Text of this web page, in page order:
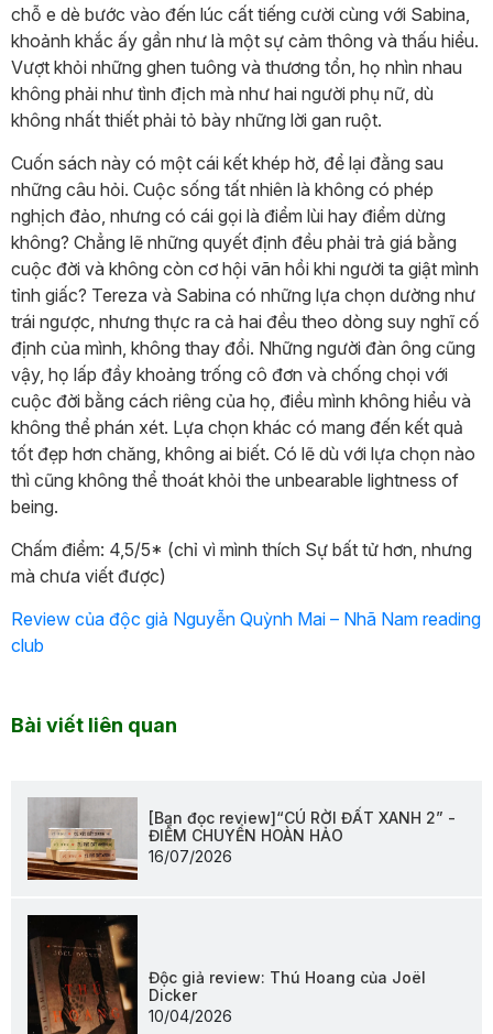
chỗ e dè bước vào đến lúc cất tiếng cười cùng với Sabina,
khoảnh khắc ấy gần như là một sự cảm thông và thấu hiểu.
Vượt khỏi những ghen tuông và thương tổn, họ nhìn nhau
không phải như tình địch mà như hai người phụ nữ, dù
không nhất thiết phải tỏ bày những lời gan ruột.
Cuốn sách này có một cái kết khép hờ, để lại đằng sau
những câu hỏi. Cuộc sống tất nhiên là không có phép
nghịch đảo, nhưng có cái gọi là điểm lùi hay điểm dừng
không? Chẳng lẽ những quyết định đều phải trả giá bằng
cuộc đời và không còn cơ hội vãn hồi khi người ta giật mình
tỉnh giấc? Tereza và Sabina có những lựa chọn dường như
trái ngược, nhưng thực ra cả hai đều theo dòng suy nghĩ cố
định của mình, không thay đổi. Những người đàn ông cũng
vậy, họ lấp đầy khoảng trống cô đơn và chống chọi với
cuộc đời bằng cách riêng của họ, điều mình không hiểu và
không thể phán xét. Lựa chọn khác có mang đến kết quả
tốt đẹp hơn chăng, không ai biết. Có lẽ dù với lựa chọn nào
thì cũng không thể thoát khỏi the unbearable lightness of
being.
Chấm điểm: 4,5/5* (chỉ vì mình thích Sự bất tử hơn, nhưng
mà chưa viết được)
Review của độc giả Nguyễn Quỳnh Mai – Nhã Nam reading
club
Bài viết liên quan
[Bạn đọc review]“CÚ RỜI ĐẤT XANH 2” -
ĐIỂM CHUYỂN HOÀN HẢO
16/07/2026
Độc giả review: Thú Hoang của Joël
Dicker
10/04/2026